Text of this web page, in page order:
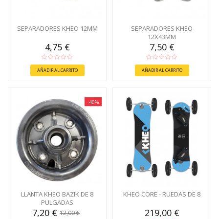
SEPARADORES KHEO 12MM
4,75 €
AÑADIR AL CARRITO
SEPARADORES KHEO
12X43MM
7,50 €
AÑADIR AL CARRITO
-40%
LLANTA KHEO BAZIK DE 8
PULGADAS
7,20 € 12,00 €
KHEO CORE - RUEDAS DE 8
219,00 €